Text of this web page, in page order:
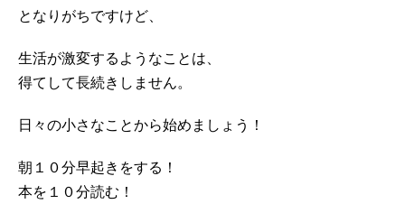
となりがちですけど、
生活が激変するようなことは、
得てして長続きしません。
日々の小さなことから始めましょう！
朝１０分早起きをする！
本を１０分読む！